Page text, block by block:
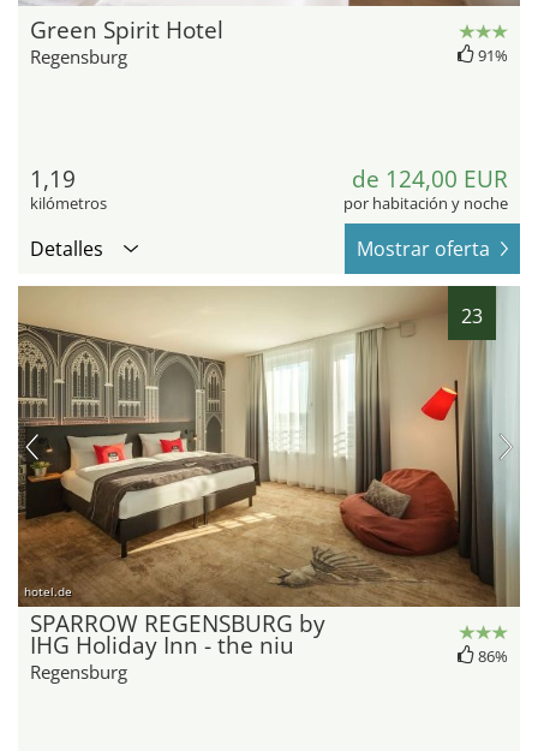
Green Spirit Hotel
Regensburg 91%
1,19
kilómetros
de 124,00 EUR
por habitación y noche
Detalles Mostrar oferta
23
hotel.de
SPARROW REGENSBURG by
IHG Holiday Inn - the niu
Regensburg
86%